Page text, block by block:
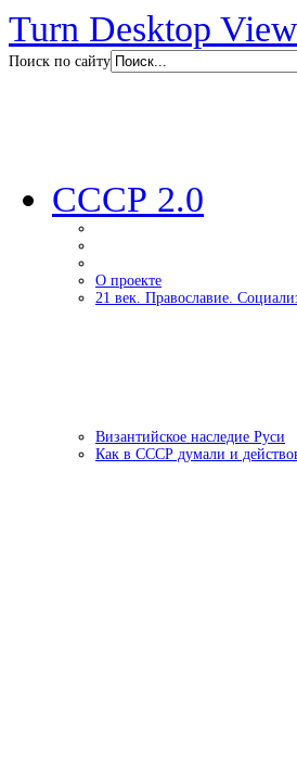
Turn Desktop
Поиск по сайту
СССР 2.0
О проекте
21 век. Православие.
Византийское наследие Руси
Как в СССР думали и